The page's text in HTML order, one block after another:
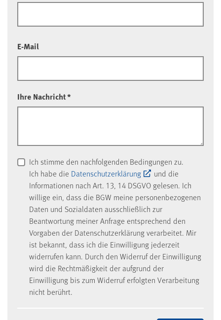
E-Mail
Ihre Nachricht*
Ich stimme den nachfolgenden Bedingungen zu.
Ich habe die Datenschutzerklärung
und die
Informationen nach Art. 13, 14 DSGVO gelesen. Ich
willige ein, dass die BGW meine personenbezogenen
Daten und Sozialdaten ausschließlich zur
Beantwortung meiner Anfrage entsprechend den
Vorgaben der Datenschutzerklärung verarbeitet. Mir
ist bekannt, dass ich die Einwilligung jederzeit
widerrufen kann. Durch den Widerruf der Einwilligung
wird die Rechtmäßigkeit der aufgrund der
Einwilligung bis zum Widerruf erfolgten Verarbeitung
nicht berührt.